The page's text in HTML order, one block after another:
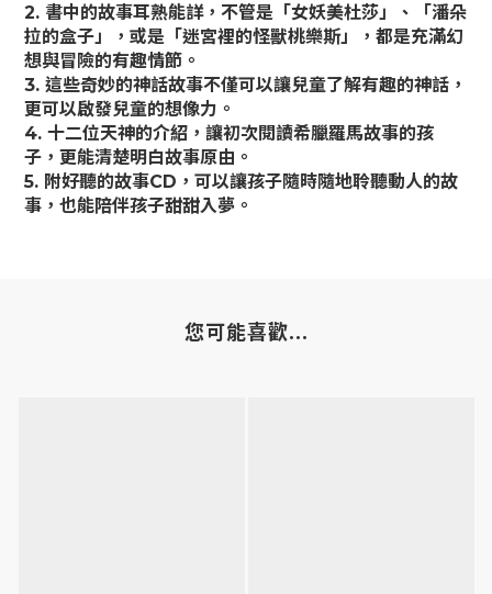
2. 書中的故事耳熟能詳，不管是「女妖美杜莎」、「潘朵
拉的盒子」，或是「迷宮裡的怪獸桃樂斯」，都是充滿幻
想與冒險的有趣情節。
3. 這些奇妙的神話故事不僅可以讓兒童了解有趣的神話，
更可以啟發兒童的想像力。
4. 十二位天神的介紹，讓初次閱讀希臘羅馬故事的孩
子，更能清楚明白故事原由。
5. 附好聽的故事CD，可以讓孩子隨時隨地聆聽動人的故
事，也能陪伴孩子甜甜入夢。
您可能喜歡...